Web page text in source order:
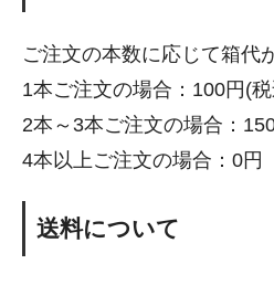
ご注文の本数に応じて箱代
1本ご注文の場合：100円(
2本～3本ご注文の場合：
4本以上ご注文の場合：0円
送料について